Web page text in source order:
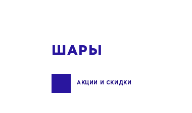
ШАРЫ
АКЦИИ И СКИДКИ